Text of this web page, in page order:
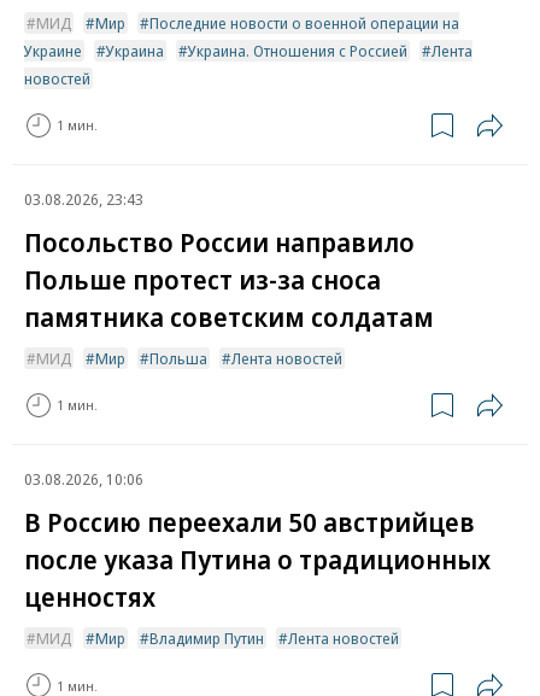
МИД Мир
Последние новости о военной операции на
Украине
Украина Украина. Отношения с Россией
Лента
новостей
1 мин.
03.08.2026, 23:43
Посольство России направило
Польше протест из-за сноса
памятника советским солдатам
МИД Мир Польша Лента новостей
1 мин.
03.08.2026, 10:06
В Россию переехали 50 австрийцев
после указа Путина о традиционных
ценностях
МИД Мир Владимир Путин Лента новостей
1 мин.